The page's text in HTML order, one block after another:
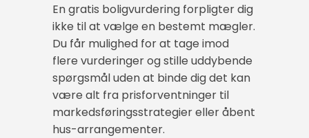
En gratis boligvurdering forpligter dig
ikke til at vælge en bestemt mægler.
Du får mulighed for at tage imod
flere vurderinger og stille uddybende
spørgsmål uden at binde dig det kan
være alt fra prisforventninger til
markedsføringsstrategier eller åbent
hus-arrangementer.